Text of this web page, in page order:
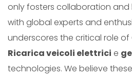
only fosters collaboration
with global experts and
underscores the critical role of
Ricarica veicoli elettrici e
technologies. We believe